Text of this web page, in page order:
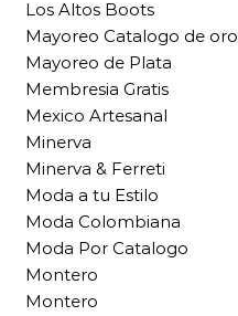
Los Altos Boots
Mayoreo Catalogo de oro
Mayoreo de Plata
Membresia Gratis
Mexico Artesanal
Minerva
Minerva & Ferreti
Moda a tu Estilo
Moda Colombiana
Moda Por Catalogo
Montero
Montero